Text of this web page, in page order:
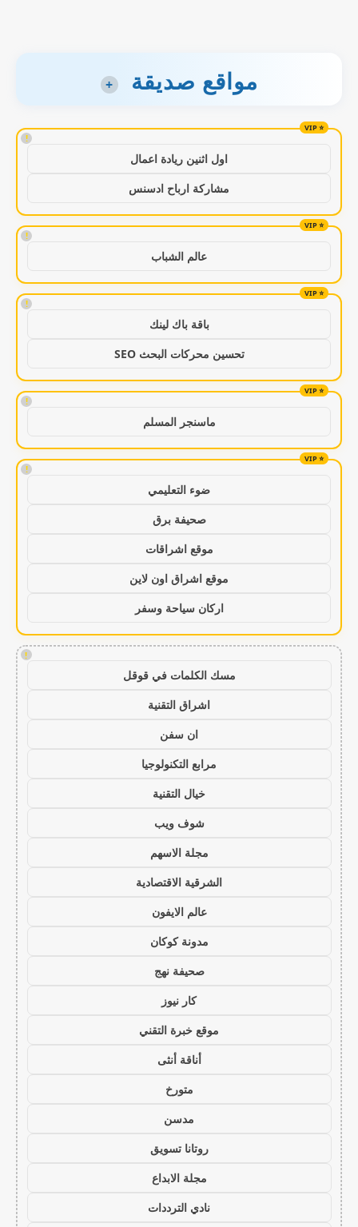
مواقع صديقة +
!
اول اثنين ريادة اعمال
مشاركة ارباح ادسنس
!
عالم الشباب
!
باقة باك لينك
تحسين محركات البحث SEO
!
ماسنجر المسلم
!
ضوء التعليمي
صحيفة برق
موقع اشراقات
موقع اشراق اون لاين
اركان سياحة وسفر
!
مسك الكلمات في قوقل
اشراق التقنية
ان سفن
مرابع التكنولوجيا
خيال التقنية
شوف ويب
مجلة الاسهم
الشرقية الاقتصادية
عالم الايفون
مدونة كوكان
صحيفة نهج
كار نيوز
موقع خبرة التقني
أناقة أنثى
متورخ
مدسن
روتانا تسويق
مجلة الابداع
نادي الترددات